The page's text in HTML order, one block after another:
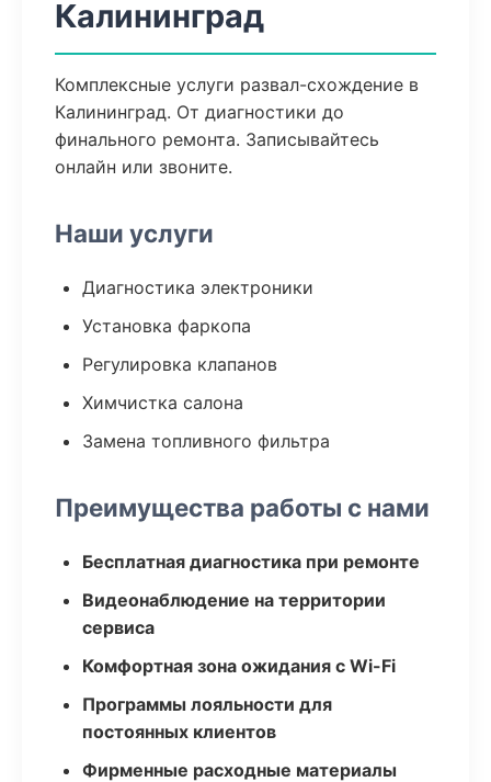
Калининград
Комплексные услуги развал-схождение в
Калининград. От диагностики до
финального ремонта. Записывайтесь
онлайн или звоните.
Наши услуги
Диагностика электроники
Установка фаркопа
Регулировка клапанов
Химчистка салона
Замена топливного фильтра
Преимущества работы с нами
Бесплатная диагностика при ремонте
Видеонаблюдение на территории
сервиса
Комфортная зона ожидания с Wi-Fi
Программы лояльности для
постоянных клиентов
Фирменные расходные материалы